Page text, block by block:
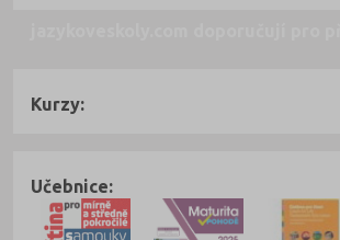
Kurzy:
Učebnice: